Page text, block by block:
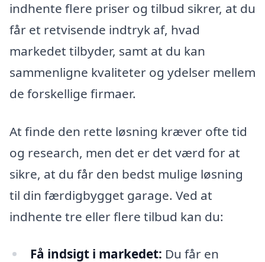
indhente flere priser og tilbud sikrer, at du
får et retvisende indtryk af, hvad
markedet tilbyder, samt at du kan
sammenligne kvaliteter og ydelser mellem
de forskellige firmaer.
At finde den rette løsning kræver ofte tid
og research, men det er det værd for at
sikre, at du får den bedst mulige løsning
til din færdigbygget garage. Ved at
indhente tre eller flere tilbud kan du:
Få indsigt i markedet: Du får en